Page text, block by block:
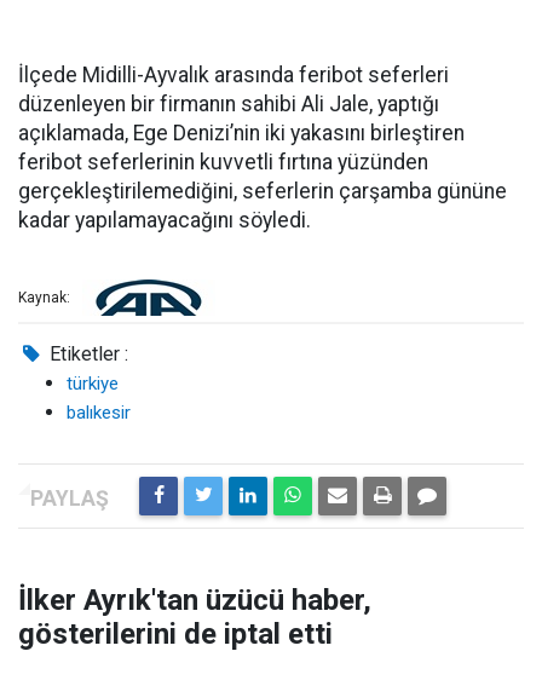
İlçede Midilli-Ayvalık arasında feribot seferleri
düzenleyen bir firmanın sahibi Ali Jale, yaptığı
açıklamada, Ege Denizi’nin iki yakasını birleştiren
feribot seferlerinin kuvvetli fırtına yüzünden
gerçekleştirilemediğini, seferlerin çarşamba gününe
kadar yapılamayacağını söyledi.
Kaynak:
Etiketler :
türkiye
balıkesir
İlker Ayrık'tan üzücü haber,
gösterilerini de iptal etti